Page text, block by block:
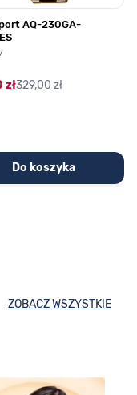
AQ-230GA-
zł329,00 zł
Do koszyka
ZOBACZ WSZYSTKIE